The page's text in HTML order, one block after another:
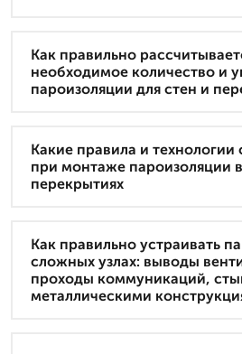
Как правильно
необходимое количество и
пароизоляции для стен и
Какие правила и
при монтаже пароизоляции
перекрытиях
Как правильно устраивать
сложных узлах: выводы
проходы коммуникаций,
металлическими